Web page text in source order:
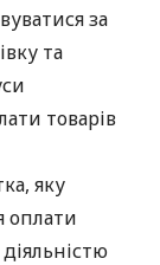
за
та
товарів
яку
оплати